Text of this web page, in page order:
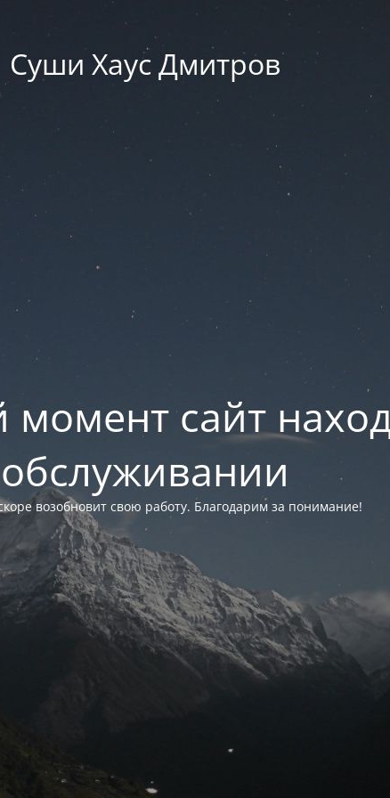
Суши Хаус Дмитров
сайт
обслуживании
возобновит свою работу. Благодарим за понимание!